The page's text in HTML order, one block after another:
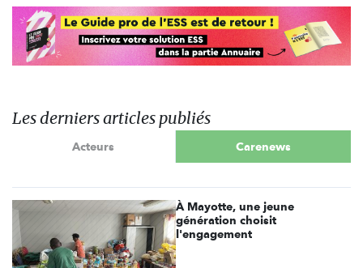
Les derniers articles publiés
Acteurs Carenews
À Mayotte, une jeune
génération choisit
l'engagement